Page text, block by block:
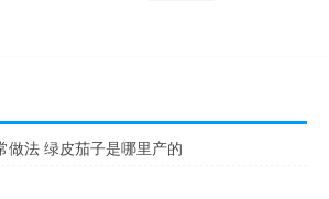
做法 绿皮茄子是哪里产的